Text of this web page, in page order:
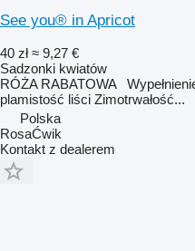
See you® in Apricot
40 zł ≈ 9,27 €
Sadzonki kwiatów
RÓŻA RABATOWA
plamistość liści Zimotrwałość...
Polska
RosaĆwik
Kontakt z dealerem